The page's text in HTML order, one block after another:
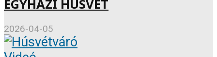
EGYHÁZI HÚSVÉT
2026-04-05